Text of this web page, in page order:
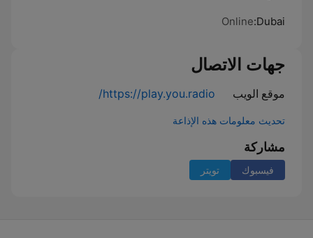
Dubai:
Online
جهات الاتصال
موقع الويب https://play.you.radio/
تحديث معلومات هذه الإذاعة
مشاركة
فيسبوك تويتر